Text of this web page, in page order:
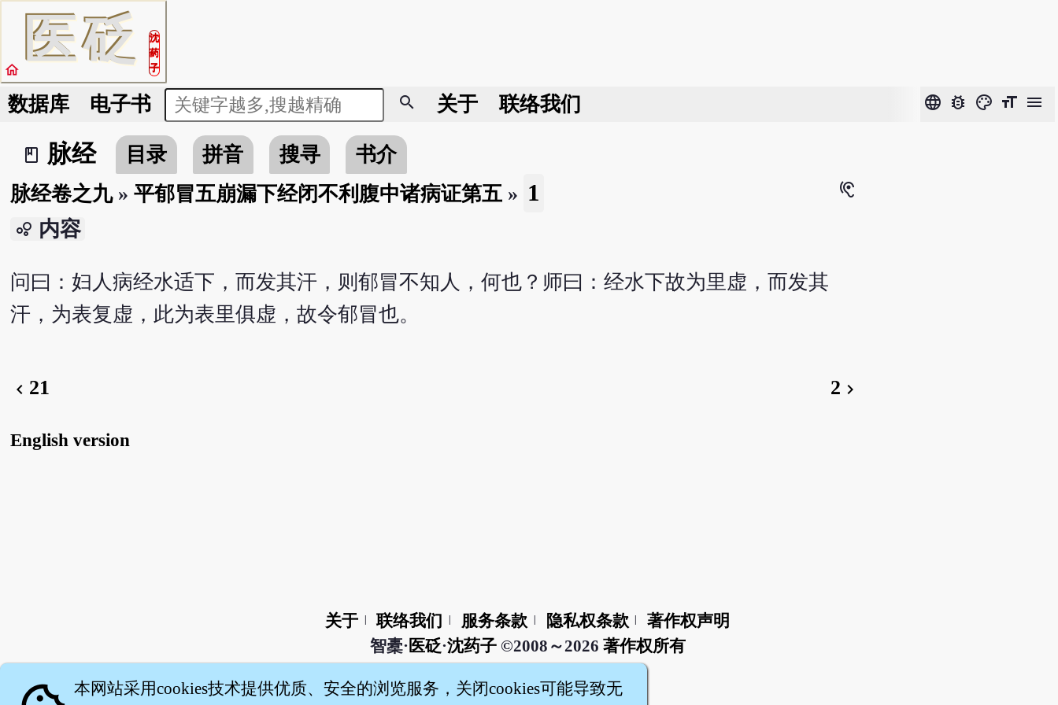
医砭
沈
药
子
home
数据库 电子书 search 关于 联络我们 language bug_report color_lens format_size menu
book_2
脉经 目录 拼音 搜寻
书介
脉经卷之九» 平郁冒五崩漏下经闭不利腹中诸病证第五» 1 hearing
bubble_chart 内容
问曰：妇人病经水适下，而发其汗，则郁冒不知人，何也？师曰：经水下故为里虚，而发其
汗，为表复虚，此为表里俱虚，故令郁冒也。
chevron_left 21 2 chevron_right
English version
关于 联络我们 服务条款 隐私权条款
著作权声明
智橐· 医砭·沈药子©2008～2026 著作权所有
本网站采用cookies技术提供优质、安全的浏览服务，关闭cookies可能导致无